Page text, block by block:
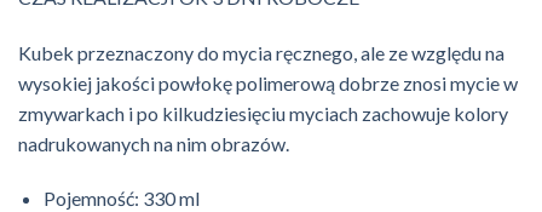
Kubek przeznaczony do mycia ręcznego, ale ze względu na
wysokiej jakości powłokę polimerową dobrze znosi mycie w
zmywarkach i po kilkudziesięciu myciach zachowuje kolory
nadrukowanych na nim obrazów.
Pojemność: 330 ml